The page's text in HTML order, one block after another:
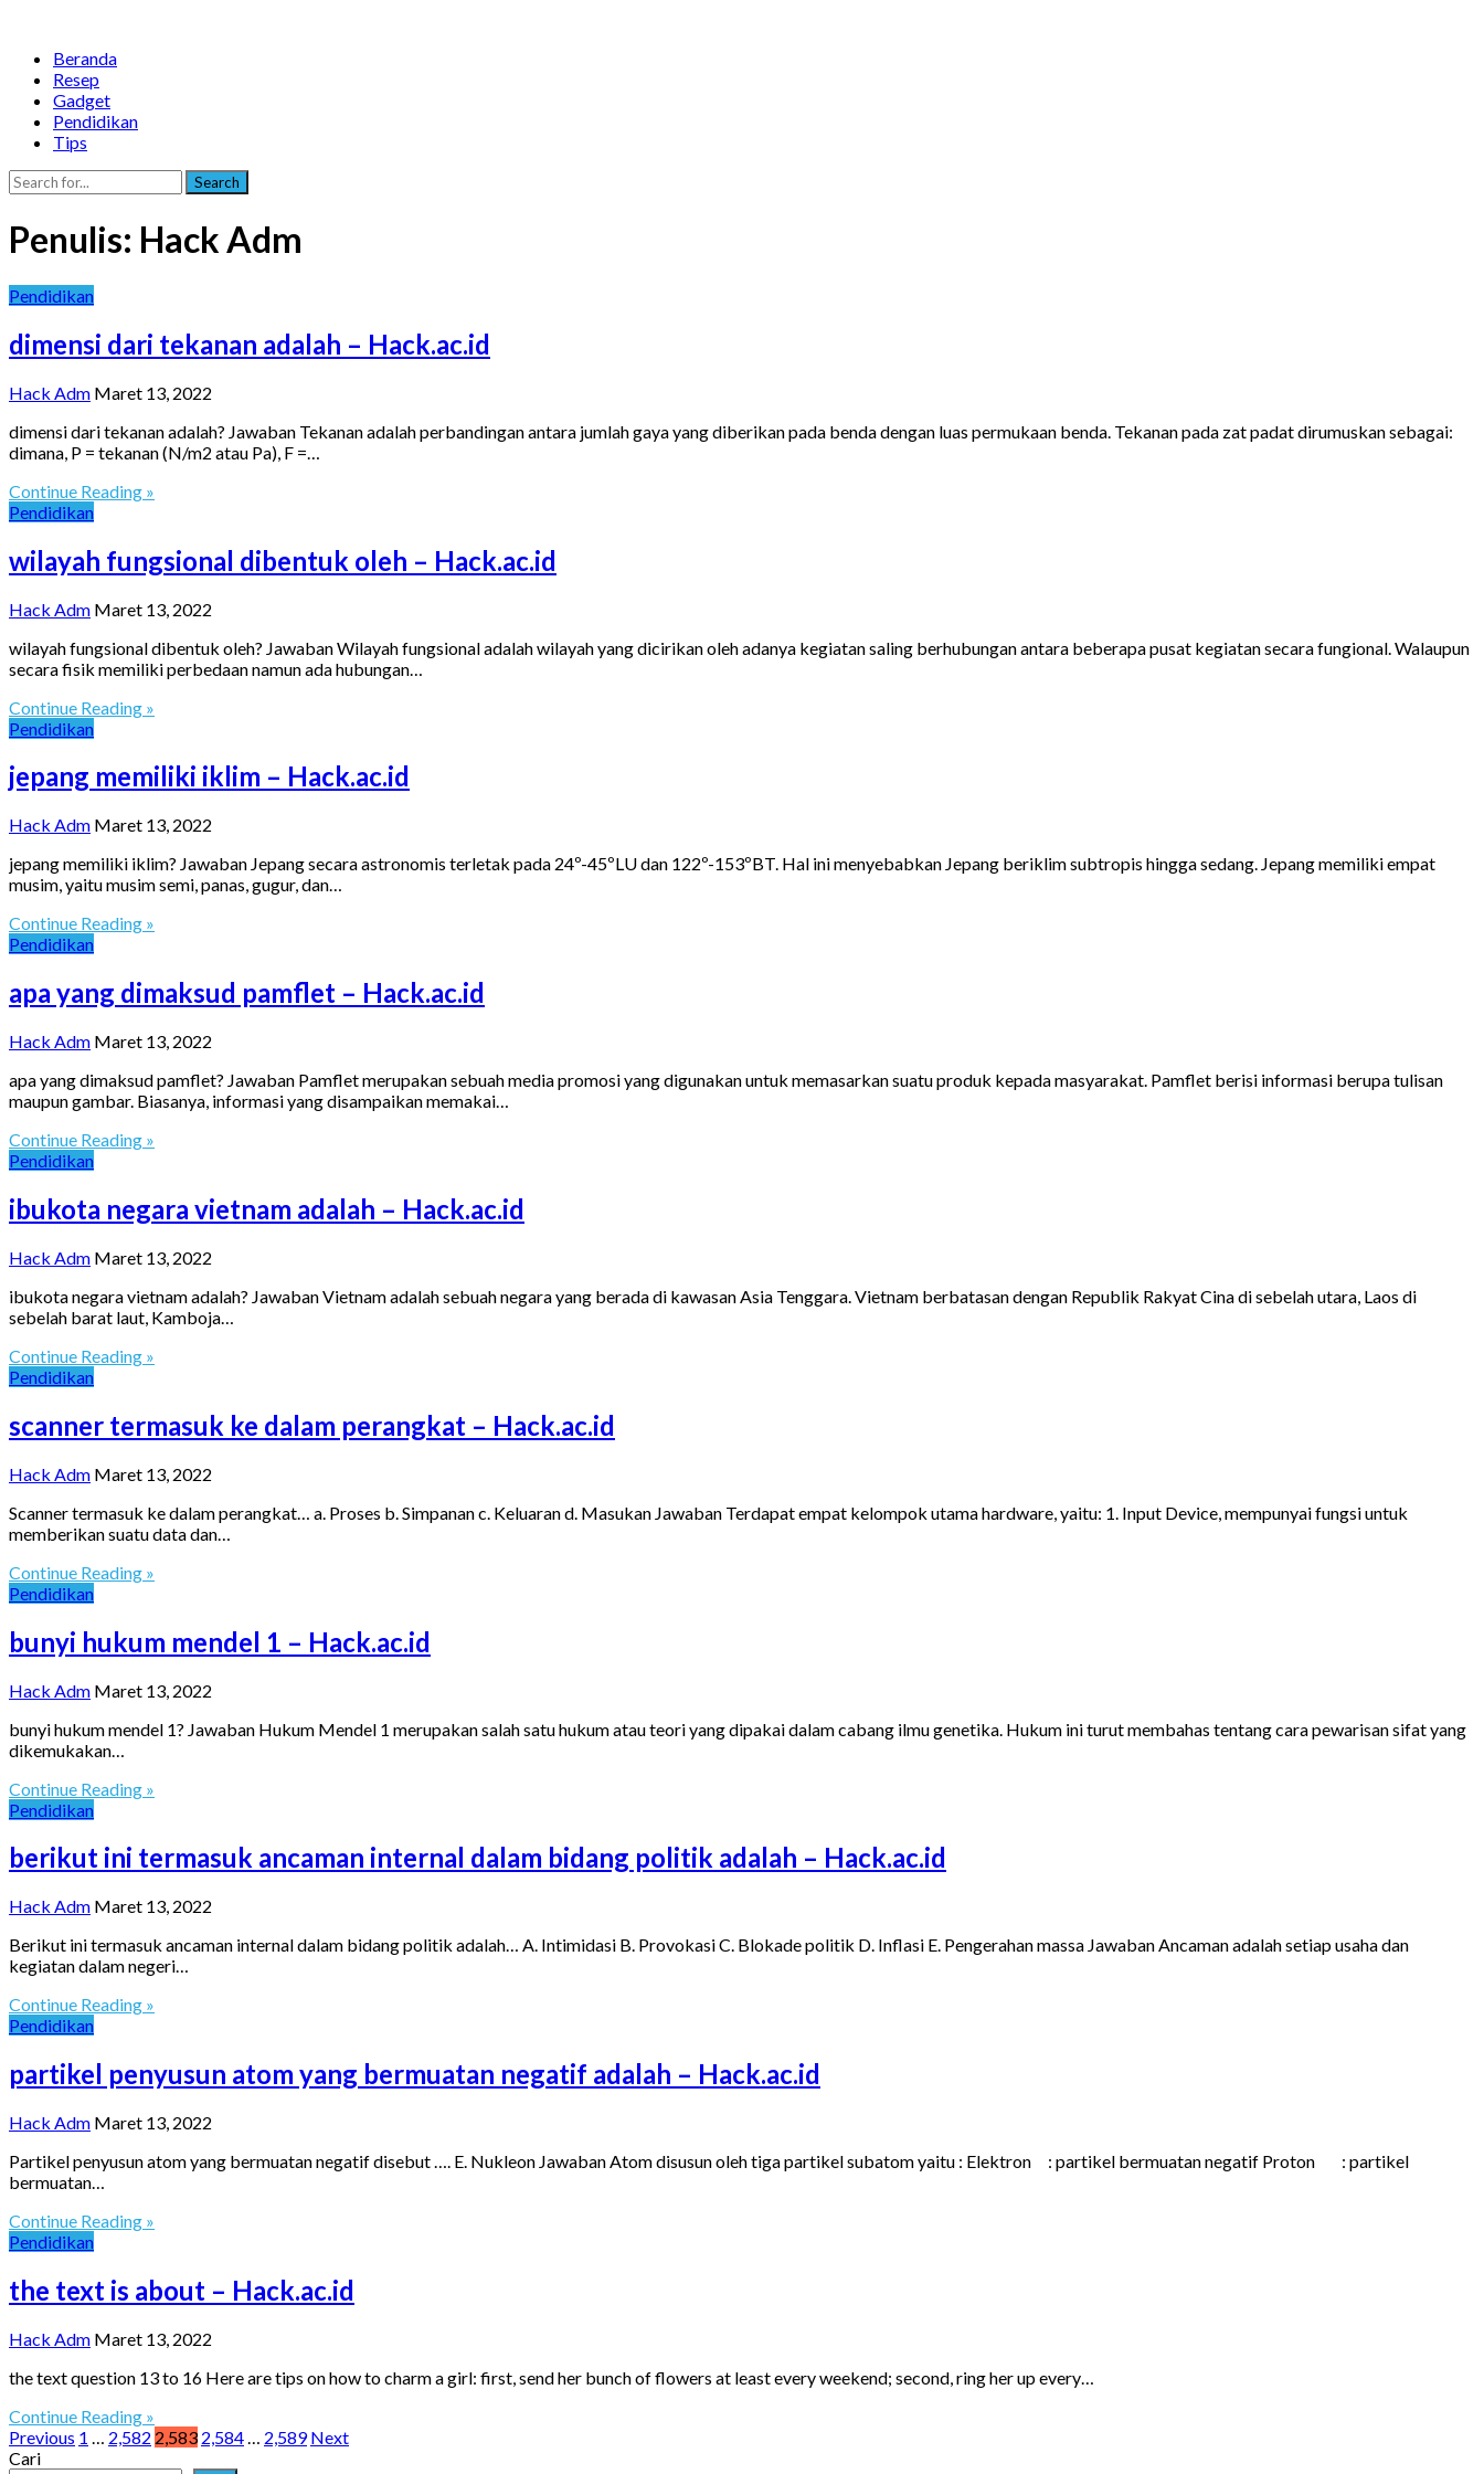
Beranda
Resep
Gadget
Pendidikan
Tips
Search
Penulis: Hack Adm
Pendidikan
dimensi dari tekanan adalah – Hack.ac.id
Hack Adm Maret 13, 2022
dimensi dari tekanan adalah? Jawaban Tekanan adalah perbandingan antara jumlah gaya yang diberikan pada benda dengan luas permukaan benda. Tekanan pada zat padat dirumuskan sebagai:
dimana, P = tekanan (N/m2 atau Pa), F =…
Continue Reading »
Pendidikan
wilayah fungsional dibentuk oleh – Hack.ac.id
Hack Adm Maret 13, 2022
wilayah fungsional dibentuk oleh? Jawaban Wilayah fungsional adalah wilayah yang dicirikan oleh adanya kegiatan saling berhubungan antara beberapa pusat kegiatan secara fungional. Walaupun
secara fisik memiliki perbedaan namun ada hubungan…
Continue Reading »
Pendidikan
jepang memiliki iklim – Hack.ac.id
Hack Adm Maret 13, 2022
jepang memiliki iklim? Jawaban Jepang secara astronomis terletak pada 24º-45ºLU dan 122º-153ºBT. Hal ini menyebabkan Jepang beriklim subtropis hingga sedang. Jepang memiliki empat
musim, yaitu musim semi, panas, gugur, dan…
Continue Reading »
Pendidikan
apa yang dimaksud pamflet – Hack.ac.id
Hack Adm Maret 13, 2022
apa yang dimaksud pamflet? Jawaban Pamflet merupakan sebuah media promosi yang digunakan untuk memasarkan suatu produk kepada masyarakat. Pamflet berisi informasi berupa tulisan
maupun gambar. Biasanya, informasi yang disampaikan memakai…
Continue Reading »
Pendidikan
ibukota negara vietnam adalah – Hack.ac.id
Hack Adm Maret 13, 2022
ibukota negara vietnam adalah? Jawaban Vietnam adalah sebuah negara yang berada di kawasan Asia Tenggara. Vietnam berbatasan dengan Republik Rakyat Cina di sebelah utara, Laos di
sebelah barat laut, Kamboja…
Continue Reading »
Pendidikan
scanner termasuk ke dalam perangkat – Hack.ac.id
Hack Adm Maret 13, 2022
Scanner termasuk ke dalam perangkat… a. Proses b. Simpanan c. Keluaran d. Masukan​ Jawaban Terdapat empat kelompok utama hardware, yaitu: 1. Input Device, mempunyai fungsi untuk
memberikan suatu data dan…
Continue Reading »
Pendidikan
bunyi hukum mendel 1 – Hack.ac.id
Hack Adm Maret 13, 2022
bunyi hukum mendel 1? Jawaban Hukum Mendel 1 merupakan salah satu hukum atau teori yang dipakai dalam cabang ilmu genetika. Hukum ini turut membahas tentang cara pewarisan sifat yang
dikemukakan…
Continue Reading »
Pendidikan
berikut ini termasuk ancaman internal dalam bidang politik adalah – Hack.ac.id
Hack Adm Maret 13, 2022
Berikut ini termasuk ancaman internal dalam bidang politik adalah… A. Intimidasi B. Provokasi C. Blokade politik D. Inflasi E. Pengerahan massa Jawaban Ancaman adalah setiap usaha dan
kegiatan dalam negeri…
Continue Reading »
Pendidikan
partikel penyusun atom yang bermuatan negatif adalah – Hack.ac.id
Hack Adm Maret 13, 2022
Partikel penyusun atom yang bermuatan negatif disebut …. E. Nukleon Jawaban Atom disusun oleh tiga partikel subatom yaitu : Elektron : partikel bermuatan negatif Proton : partikel
bermuatan…
Continue Reading »
Pendidikan
the text is about – Hack.ac.id
Hack Adm Maret 13, 2022
the text question 13 to 16 Here are tips on how to charm a girl: first, send her bunch of flowers at least every weekend; second, ring her up every…
Continue Reading »
Paginasi
Previous 1 … 2,582 2,583 2,584… 2,589 Next
Cari